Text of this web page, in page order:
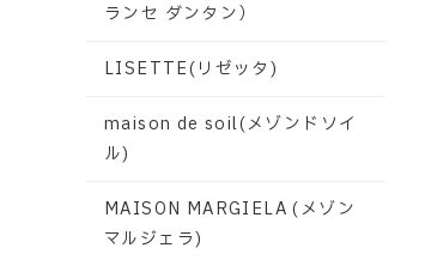
ランセ ダンタン）
LISETTE(リゼッタ)
maison de soil(メゾンドソイ
ル)
MAISON MARGIELA (メゾン
マルジェラ)